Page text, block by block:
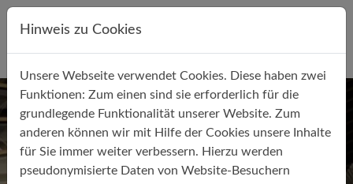
Direkt zur Hauptnavigation springen
Direkt zum Inhalt springen
Hinweis zu Cookies
Unsere Webseite verwendet Cookies. Diese haben zwei
Funktionen: Zum einen sind sie erforderlich für die
grundlegende Funktionalität unserer Website. Zum
anderen können wir mit Hilfe der Cookies unsere Inhalte
für Sie immer weiter verbessern. Hierzu werden
pseudonymisierte Daten von Website-Besuchern